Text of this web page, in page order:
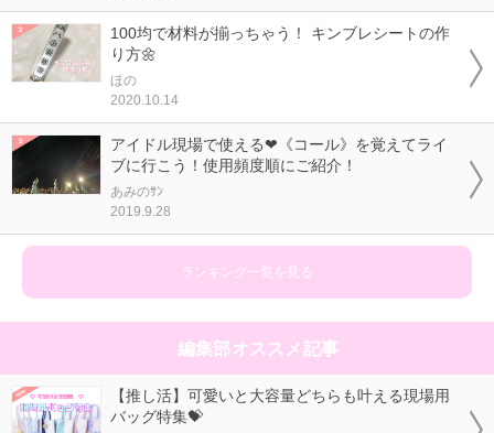
100均で材料が揃っちゃう！ キンブレシートの作
り方🌼
ほの
2020.10.14
アイドル現場で使える❤《コール》を覚えてライ
ブに行こう！使用頻度順にご紹介！
あみのｻﾝ
2019.9.28
ランキング一覧を見る
編集部オススメ記事
【推し活】可愛いと大容量どちらも叶える現場用
バッグ特集💝